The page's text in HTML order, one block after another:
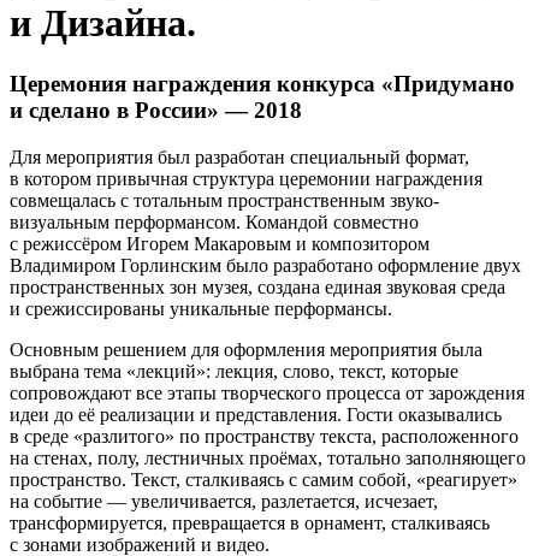
и Дизайна.
Церемония награждения конкурса «Придумано
и сделано в России» — 2018
Для мероприятия был разработан специальный формат,
в котором привычная структура церемонии награждения
совмещалась с тотальным пространственным звуко-
визуальным перформансом. Командой совместно
с режиссёром Игорем Макаровым и композитором
Владимиром Горлинским было разработано оформление двух
пространственных зон музея, создана единая звуковая среда
и срежиссированы уникальные перформансы.
Основным решением для оформления мероприятия была
выбрана тема «лекций»: лекция, слово, текст, которые
сопровождают все этапы творческого процесса от зарождения
идеи до её реализации и представления. Гости оказывались
в среде «разлитого» по пространству текста, расположенного
на стенах, полу, лестничных проёмах, тотально заполняющего
пространство. Текст, сталкиваясь с самим собой, «реагирует»
на событие — увеличивается, разлетается, исчезает,
трансформируется, превращается в орнамент, сталкиваясь
с зонами изображений и видео.